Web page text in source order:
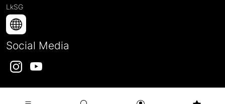
LkSG
Social Media
InstagramYouTube